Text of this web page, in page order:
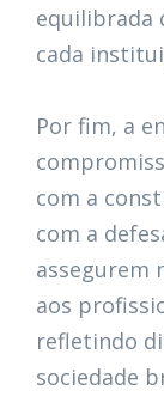
equilibrada
cada
Por fim, a
com a
com a
assegurem
aos
refletindo
sociedade